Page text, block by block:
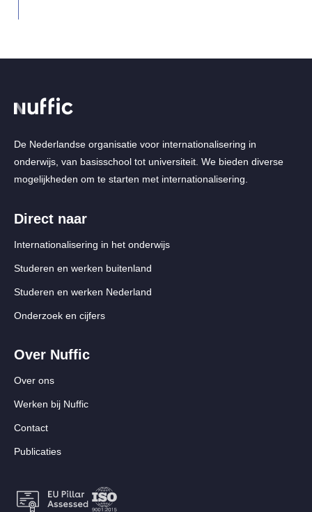
De Nederlandse organisatie voor internationalisering in
onderwijs, van basisschool tot universiteit. We bieden diverse
mogelijkheden om te starten met internationalisering.
Direct naar
Internationalisering in het onderwijs
Studeren en werken buitenland
Studeren en werken Nederland
Onderzoek en cijfers
Over Nuffic
Over ons
Werken bij Nuffic
Contact
Publicaties